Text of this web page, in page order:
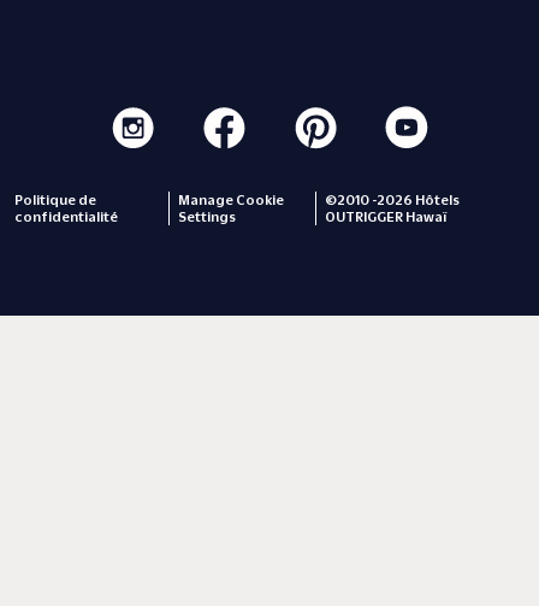
Politique de
confidentialité
Manage Cookie
Settings
©2010 -2026 Hôtels
OUTRIGGER Hawaï